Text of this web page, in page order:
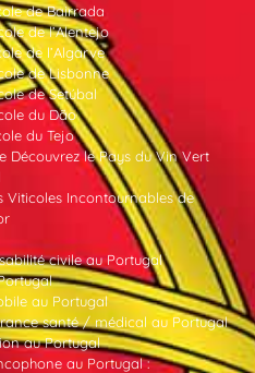
de Bairrada
de l’Alentejo
de l’Algarve
de Lisbonne
de Setúbal
du Dão
du Tejo
Découvrez le Pays du Vin Vert
Viticoles Incontournables de
civile au Portugal
au Portugal
santé / médical au Portugal
au Portugal
au Portugal :